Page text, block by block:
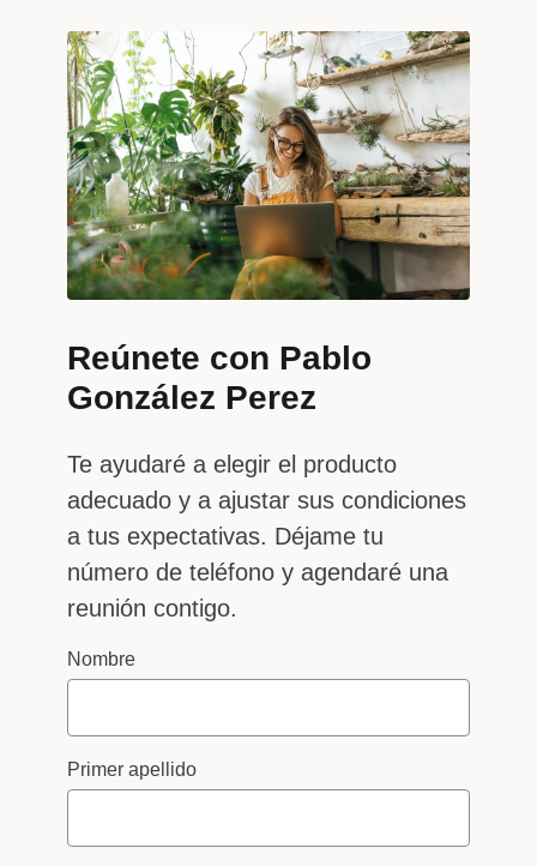
Reúnete con Pablo
González Perez
Te ayudaré a elegir el producto
adecuado y a ajustar sus condiciones
a tus expectativas. Déjame tu
número de teléfono y agendaré una
reunión contigo.
Nombre
Primer apellido